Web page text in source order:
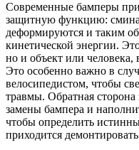
Современные бамперы
защитную функцию:
деформируются и таким
кинетической энергии.
но и объект или человека,
Это особенно важно в
велосипедистом, чтобы
травмы. Обратная
замены бампера и
чтобы определить
приходится